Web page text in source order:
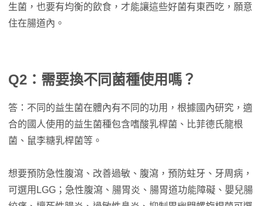
生菌，也要有均衡的飲食，才能讓這些好菌有東西吃，願意
住在腸道內。
Q2：需要換不同菌種使用嗎？
答：不同的益生菌在體內有不同的功用，根據國內研究，適
合的國人使用的益生菌種包含嗜酸乳桿菌、比菲德氏龍根
菌、鼠李糖乳桿菌等。
想要預防急性腹瀉、改善過敏、腹瀉，預防蛀牙、牙周病，
可選用LGG；急性腹瀉、腸胃炎、腸胃道功能障礙、嬰兒腸